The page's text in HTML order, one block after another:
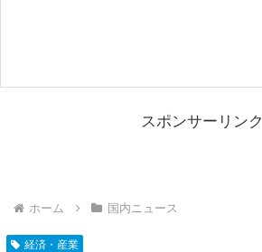
スポンサーリンク
ホーム 国内ニュース
経済・産業